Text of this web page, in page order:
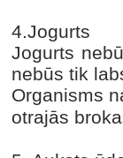
4.Jogurts
Jogurts
nebūs tik
Organisms
otrajās